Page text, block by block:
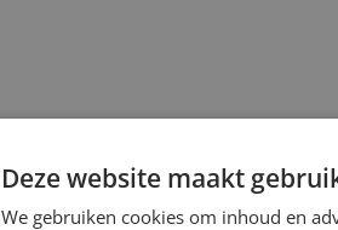
Deze website maakt
We gebruiken cookies om inhoud en